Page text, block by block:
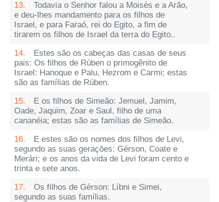
13.
Todavia o Senhor falou a Moisés e a Arão,
e deu-lhes mandamento para os filhos de
Israel, e para Faraó, rei do Egito, a fim de
tirarem os filhos de Israel da terra do Egito..
14.
Estes são os cabeças das casas de seus
pais: Os filhos de Rúben o primogênito de
Israel: Hanoque e Palu, Hezrom e Carmi; estas
são as famílias de Rúben.
15.
E os filhos de Simeão: Jemuel, Jamim,
Oade, Jaquim, Zoar e Saul, filho de uma
cananéia; estas são as famílias de Simeão.
16.
E estes são os nomes dos filhos de Levi,
segundo as suas gerações: Gérson, Coate e
Merári; e os anos da vida de Levi foram cento e
trinta e sete anos.
17.
Os filhos de Gérson: Líbni e Simei,
segundo as suas famílias.